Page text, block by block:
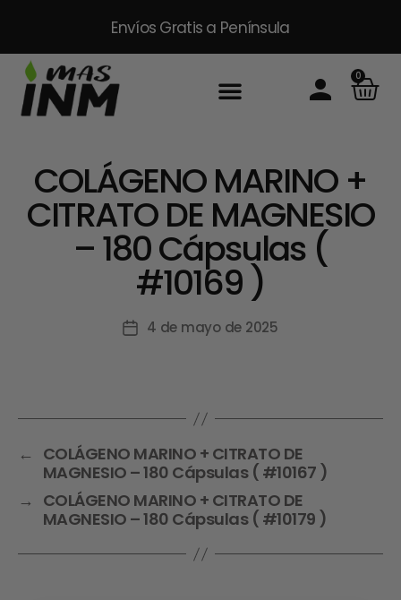
Envíos Gratis a Península
0
COLÁGENO MARINO +
CITRATO DE MAGNESIO
– 180 Cápsulas (
#10169 )
4 de mayo de 2025
← COLÁGENO MARINO + CITRATO DE
MAGNESIO – 180 Cápsulas ( #10167 )
→ COLÁGENO MARINO + CITRATO DE
MAGNESIO – 180 Cápsulas ( #10179 )